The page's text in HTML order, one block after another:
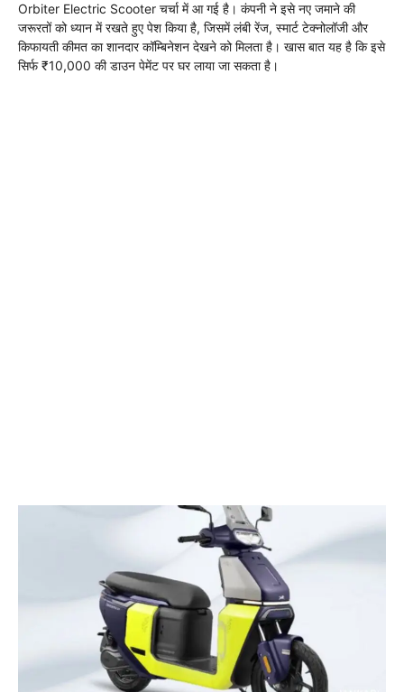
Orbiter Electric Scooter चर्चा में आ गई है। कंपनी ने इसे नए जमाने की
जरूरतों को ध्यान में रखते हुए पेश किया है, जिसमें लंबी रेंज, स्मार्ट टेक्नोलॉजी और
किफायती कीमत का शानदार कॉम्बिनेशन देखने को मिलता है। खास बात यह है कि इसे
सिर्फ ₹10,000 की डाउन पेमेंट पर घर लाया जा सकता है।